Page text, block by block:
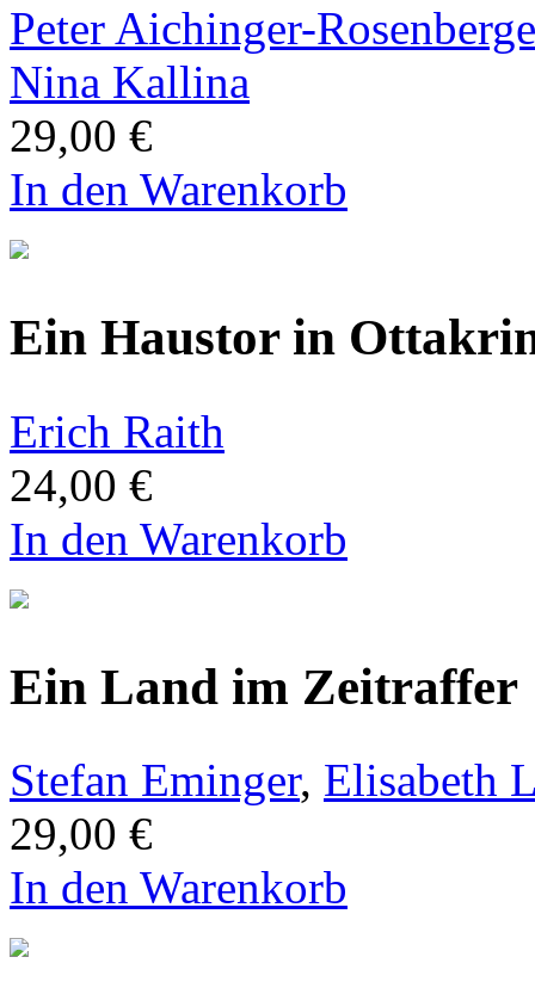
Peter Aichinger-
Nina Kallina
29,00 €
In den Warenkorb
Ein Haustor in
Erich Raith
24,00 €
In den Warenkorb
Ein Land im Zeitraffer
Stefan Eminger, Elisabeth
29,00 €
In den Warenkorb